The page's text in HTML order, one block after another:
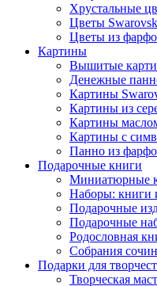
Хрустальные
Цветы
Цветы из
Картины
Вышитые
Денежные
Картины
Картины из
Картины
Картины с
Панно из
Подарочные книги
Миниатюрные
Наборы: книги
Подарочные
Подарочные
Родословная
Собрания
Подарки для
Творческая